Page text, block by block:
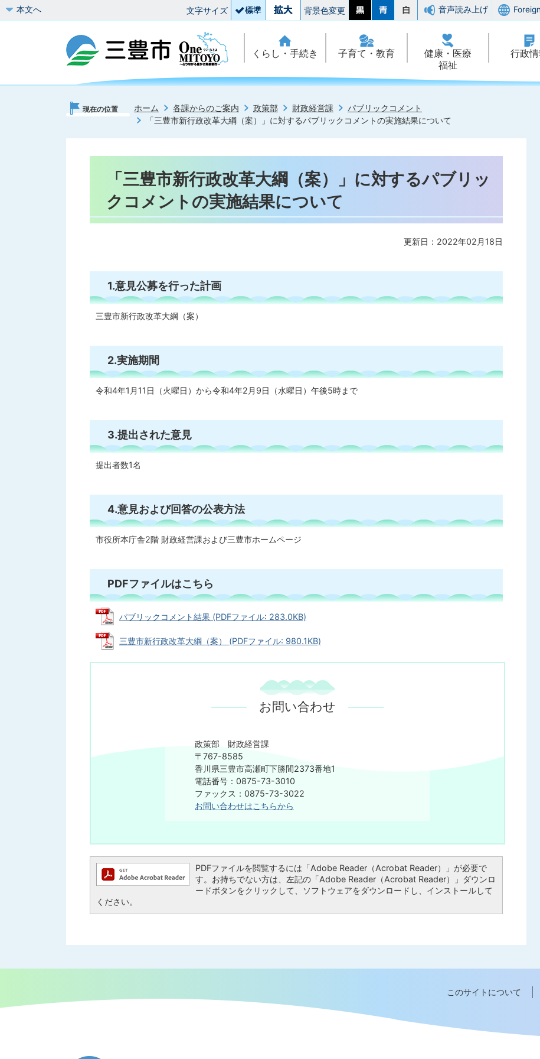
本文へ 文字サイズ 背景色変更 音声読み上げ
くらし・手続き 子育て・教育
健康・医療
福祉
行政情
現在の位置 ホーム 各課からのご案内 政策部 財政経営課
パブリックコメント
「三豊市新行政改革大綱（案）」に対するパブリックコメントの実施結果について
「三豊市新行政改革大綱（案）」に対するパブリッ
クコメントの実施結果について
更新日：2022年02月18日
1.意見公募を行った計画
三豊市新行政改革大綱（案）
2.実施期間
令和4年1月11日（火曜日）から令和4年2月9日（水曜日）午後5時まで
3.提出された意見
提出者数1名
4.意見および回答の公表方法
市役所本庁舎2階 財政経営課および三豊市ホームページ
PDFファイルはこちら
パブリックコメント結果 (PDFファイル: 283.0KB)
三豊市新行政改革大綱（案） (PDFファイル: 980.1KB)
お問い合わせ
政策部 財政経営課
〒767-8585
香川県三豊市高瀬町下勝間2373番地1
電話番号：0875-73-3010
ファックス：0875-73-3022
お問い合わせはこちらから
PDFファイルを閲覧するには「Adobe Reader（Acrobat Reader）」が必要で
す。お持ちでない方は、左記の「Adobe Reader（Acrobat Reader）」ダウンロ
ードボタンをクリックして、ソフトウェアをダウンロードし、インストールして
ください。
このサイトについて